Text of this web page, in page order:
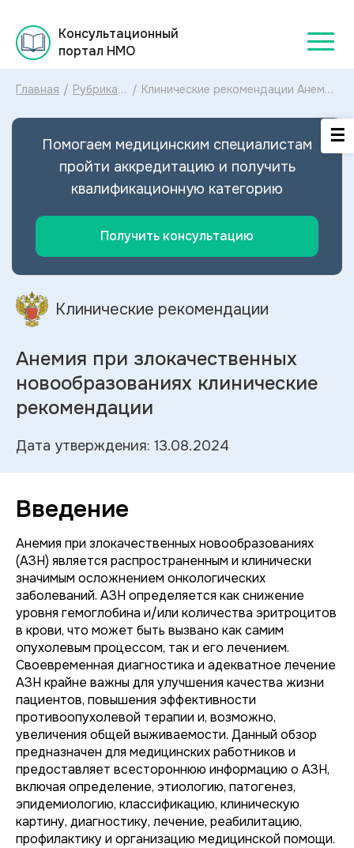
Консультационный
портал НМО
Главная / Рубрикатор
рекомендаций
/ Клинические рекомендации Анемия
новообразованиях МКБ-10:
диагностика и лечение Анемии при
злокачественных
новообразованиях 2024
Помогаем медицинским специалистам
пройти аккредитацию и получить
квалификационную категорию
Получить консультацию
Клинические рекомендации
Анемия при злокачественных
новообразованиях клинические
рекомендации
Дата утверждения: 13.08.2024
Введение
Анемия при злокачественных новообразованиях
(АЗН) является распространенным и клинически
значимым осложнением онкологических
заболеваний. АЗН определяется как снижение
уровня гемоглобина и/или количества эритроцитов
в крови, что может быть вызвано как самим
опухолевым процессом, так и его лечением.
Своевременная диагностика и адекватное лечение
АЗН крайне важны для улучшения качества жизни
пациентов, повышения эффективности
противоопухолевой терапии и, возможно,
увеличения общей выживаемости. Данный обзор
предназначен для медицинских работников и
предоставляет всестороннюю информацию о АЗН,
включая определение, этиологию, патогенез,
эпидемиологию, классификацию, клиническую
картину, диагностику, лечение, реабилитацию,
профилактику и организацию медицинской помощи.